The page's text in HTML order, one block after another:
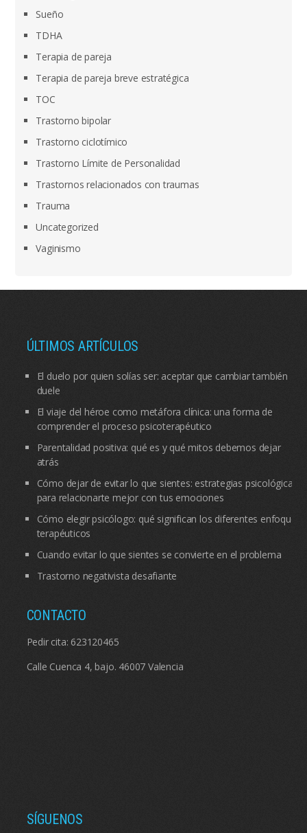
Sueño
TDHA
Terapia de pareja
Terapia de pareja breve estratégica
TOC
Trastorno bipolar
Trastorno ciclotímico
Trastorno Límite de Personalidad
Trastornos relacionados con traumas
Trauma
Uncategorized
Vaginismo
ÚLTIMOS ARTÍCULOS
El duelo por quien solías ser: aceptar que cambiar también
duele
El viaje del héroe como metáfora clínica: una forma de
comprender el proceso psicoterapéutico
Parentalidad positiva: qué es y qué mitos debemos dejar
atrás
Cómo dejar de evitar lo que sientes: estrategias psicológicas
para relacionarte mejor con tus emociones
Cómo elegir psicólogo: qué significan los diferentes enfoques
terapéuticos
Cuando evitar lo que sientes se convierte en el problema
Trastorno negativista desafiante
CONTACTO
Pedir cita: 623120465
Calle Cuenca 4, bajo. 46007 Valencia
SÍGUENOS